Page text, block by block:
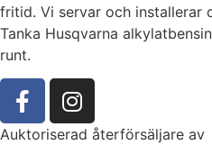
fritid. Vi servar och installerar
Tanka Husqvarna
runt.
Auktoriserad återförsäljare av